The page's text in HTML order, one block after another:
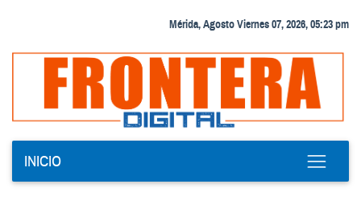
Mérida, Agosto Viernes 07, 2026, 05:23 pm
INICIO